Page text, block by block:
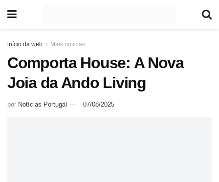
início da web Mais notícias
Comporta House: A Nova
Joia da Ando Living
por Notícias Portugal 07/08/2025